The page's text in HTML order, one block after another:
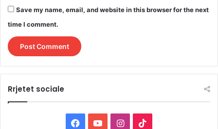
Save my name, email, and website in this browser for the next
time I comment.
Rrjetet sociale
I